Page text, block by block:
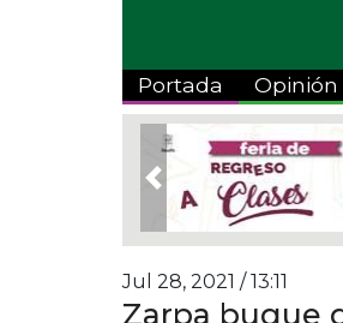
Portada Opinión
Previous
Jul 28, 2021 / 13:11
Zarpa buque